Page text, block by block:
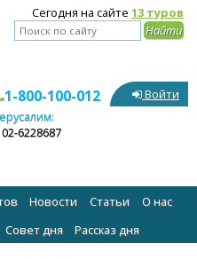
Сегодня на сайте 13 туров
1-800-100-012
6228687
Войти
Новости Статьи
О нас
Cовет дня Рассказ дня